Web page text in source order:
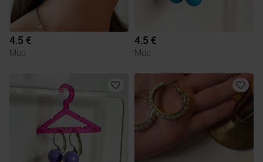
4.5 €
Muu
4.5 €
Muu